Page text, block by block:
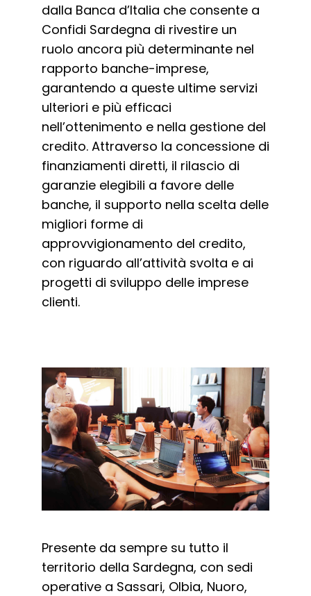
dalla Banca d’Italia che consente a
Confidi Sardegna di rivestire un
ruolo ancora più determinante nel
rapporto banche-imprese,
garantendo a queste ultime servizi
ulteriori e più efficaci
nell’ottenimento e nella gestione del
credito. Attraverso la concessione di
finanziamenti diretti, il rilascio di
garanzie elegibili a favore delle
banche, il supporto nella scelta delle
migliori forme di
approvvigionamento del credito,
con riguardo all’attività svolta e ai
progetti di sviluppo delle imprese
clienti.
Presente da sempre su tutto il
territorio della Sardegna, con sedi
operative a Sassari, Olbia, Nuoro,